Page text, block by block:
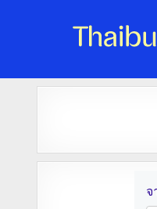
จองตั๋วรถออน